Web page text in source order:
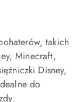
takich
Minecraft,
Disney,
do